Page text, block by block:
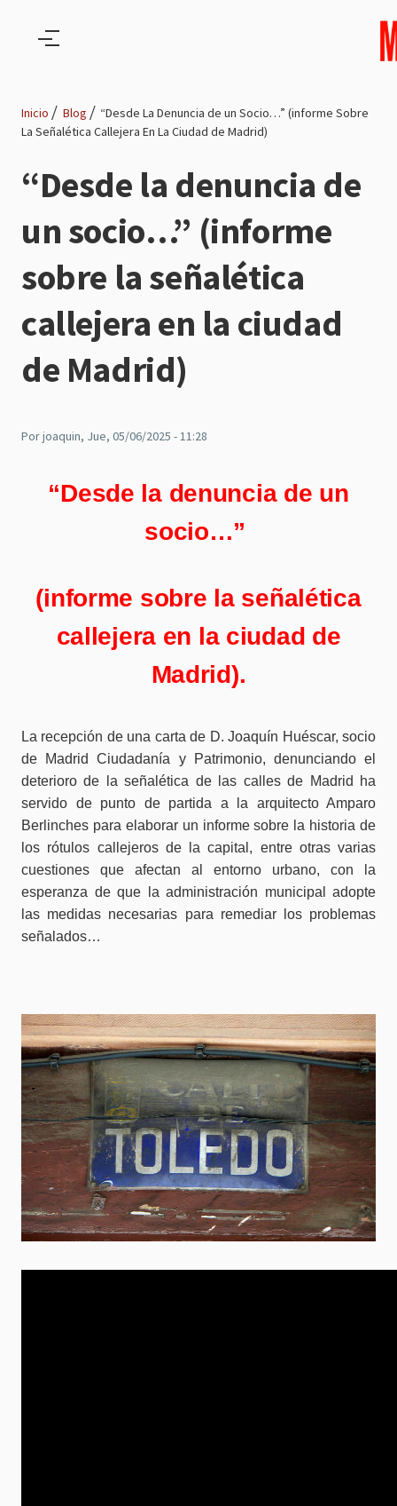
de
navegación
Inicio Blog
“Desde La Denuncia de un Socio…” (informe Sobre
La Señalética Callejera En La Ciudad de Madrid)
“Desde la denuncia de
un socio…” (informe
sobre la señalética
callejera en la ciudad
de Madrid)
Porjoaquin, Jue, 05/06/2025 - 11:28
“Desde la denuncia de un
socio…”
(informe sobre la señalética
callejera en la ciudad de
Madrid).
La recepción de una carta de D. Joaquín Huéscar, socio
de Madrid Ciudadanía y Patrimonio, denunciando el
deterioro de la señalética de las calles de Madrid ha
servido de punto de partida a la arquitecto Amparo
Berlinches para elaborar un informe sobre la historia de
los rótulos callejeros de la capital, entre otras varias
cuestiones que afectan al entorno urbano, con la
esperanza de que la administración municipal adopte
las medidas necesarias para remediar los problemas
señalados…